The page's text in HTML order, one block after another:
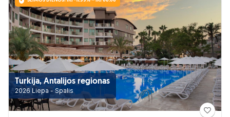
Turkija, Antalijos regionas
2026 Liepa - Spalis